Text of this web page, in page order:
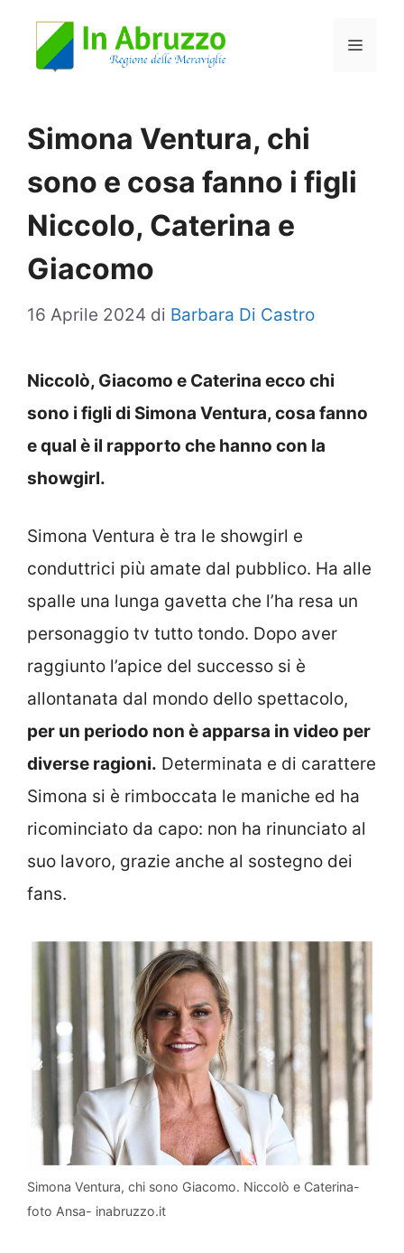
Menu
Simona Ventura, chi
sono e cosa fanno i figli
Niccolo, Caterina e
Giacomo
16 Aprile 2024 di Barbara Di Castro
Niccolò, Giacomo e Caterina ecco chi
sono i figli di Simona Ventura, cosa fanno
e qual è il rapporto che hanno con la
showgirl.
Simona Ventura è tra le showgirl e
conduttrici più amate dal pubblico. Ha alle
spalle una lunga gavetta che l’ha resa un
personaggio tv tutto tondo. Dopo aver
raggiunto l’apice del successo si è
allontanata dal mondo dello spettacolo,
per un periodo non è apparsa in video per
diverse ragioni. Determinata e di carattere
Simona si è rimboccata le maniche ed ha
ricominciato da capo: non ha rinunciato al
suo lavoro, grazie anche al sostegno dei
fans.
Simona Ventura, chi sono Giacomo. Niccolò e Caterina-
foto Ansa- inabruzzo.it